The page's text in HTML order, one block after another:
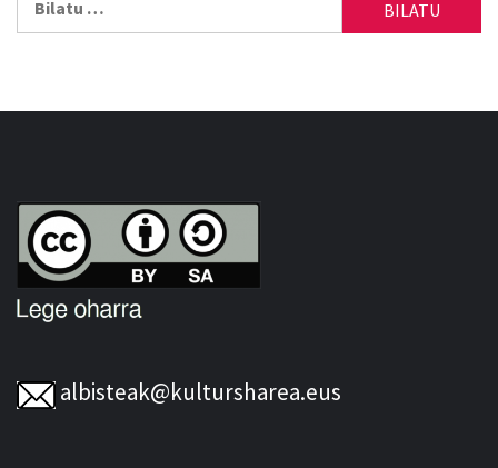
albisteak@kultursharea.eus